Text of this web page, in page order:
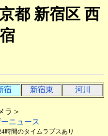
都 新宿区 西
宿 新宿東 河川
ラ＞
ニュース
時間のタイムラプスあり